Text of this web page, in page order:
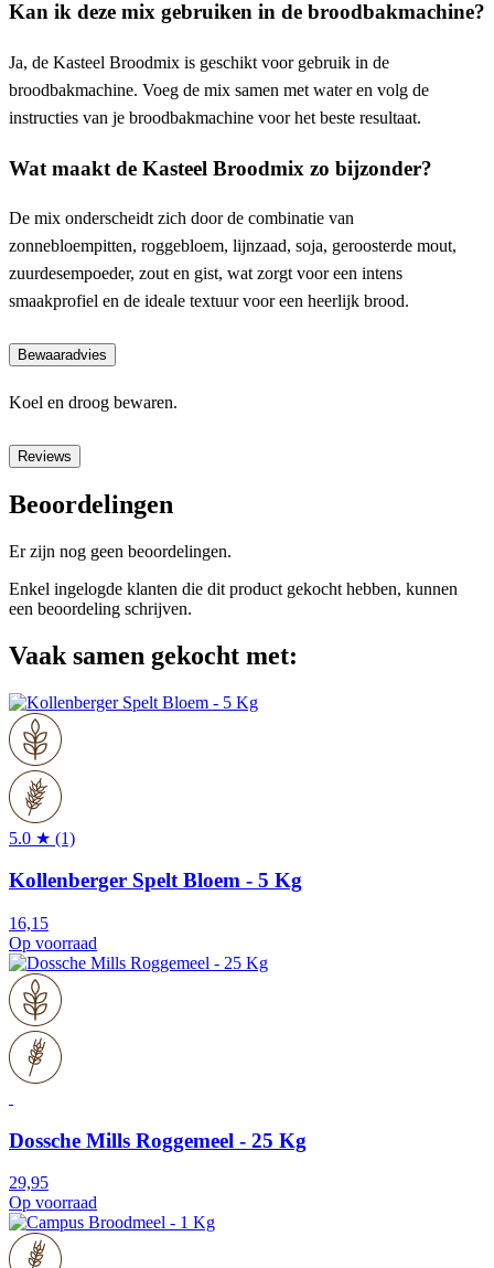
Kan ik deze mix gebruiken in de broodbakmachine?
Ja, de Kasteel Broodmix is geschikt voor gebruik in de
broodbakmachine. Voeg de mix samen met water en volg de
instructies van je broodbakmachine voor het beste resultaat.
Wat maakt de Kasteel Broodmix zo bijzonder?
De mix onderscheidt zich door de combinatie van
zonnebloempitten, roggebloem, lijnzaad, soja, geroosterde mout,
zuurdesempoeder, zout en gist, wat zorgt voor een intens
smaakprofiel en de ideale textuur voor een heerlijk brood.
Bewaaradvies
Koel en droog bewaren.
Reviews
Beoordelingen
Er zijn nog geen beoordelingen.
Enkel ingelogde klanten die dit product gekocht hebben, kunnen
een beoordeling schrijven.
Vaak samen gekocht met:
5.0 ★ (1)
Kollenberger Spelt Bloem - 5 Kg
16,15
Op voorraad
Dossche Mills Roggemeel - 25 Kg
29,95
Op voorraad